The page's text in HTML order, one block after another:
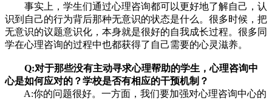
事实上，学生们通过心理咨询都可以更好地了解自己，认
识到自己的行为背后那种无意识的状态是什么。很多时候，把
无意识的议题意识化，本身就是很好的自我成长过程。很多同
学在心理咨询的过程中也都获得了自己需要的心灵滋养。
Q:对于那些没有主动寻求心理帮助的学生，心理咨询中
心是如何应对的？学校是否有相应的干预机制？
A:你的问题很好。一方面，我们要加强对心理咨询中心的